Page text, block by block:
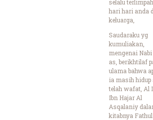
selalu
hari hari anda
keluarga,
Saudaraku yg
kumuliakan,
mengenai
as, berikhtilaf
ulama bahwa
ia masih hidup
telah wafat, Al
Ibn Hajar Al
Asqalaniy
kitabnya